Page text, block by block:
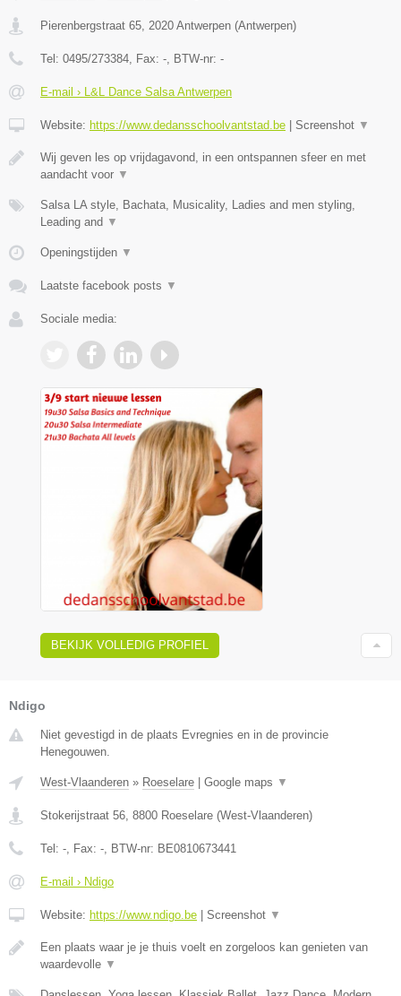
Pierenbergstraat 65 2020 Antwerpen (Antwerpen)
Tel: 0495/273384 , Fax: - , BTW-nr: -
E-mail › L&L Dance Salsa Antwerpen
Website: https://www.dedansschoolvantstad.be | Screenshot ▼
Wij geven les op vrijdagavond, in een ontspannen sfeer en met
aandacht voor ▼
Salsa LA style, Bachata, Musicality, Ladies and men styling,
Leading and ▼
Openingstijden ▼
Laatste facebook posts ▼
Sociale media:
BEKIJK VOLLEDIG PROFIEL
Ndigo
Niet gevestigd in de plaats Evregnies en in de provincie
Henegouwen.
West-Vlaanderen » Roeselare | Google maps ▼
Stokerijstraat 56 8800 Roeselare (West-Vlaanderen)
Tel: - , Fax: - , BTW-nr: BE0810673441
E-mail › Ndigo
Website: https://www.ndigo.be | Screenshot ▼
Een plaats waar je je thuis voelt en zorgeloos kan genieten van
waardevolle ▼